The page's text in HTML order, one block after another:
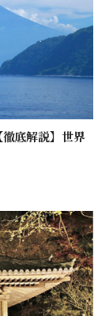
底解説】世界